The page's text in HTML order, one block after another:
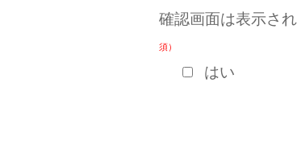
確認画面は表示さ
須）
はい